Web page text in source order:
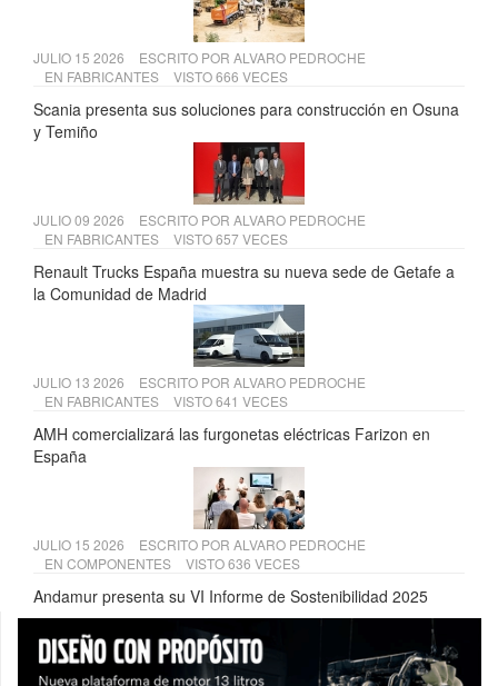
JULIO 15 2026 ESCRITO POR ALVARO PEDROCHE
EN FABRICANTES VISTO 666 VECES
Scania presenta sus soluciones para construcción en Osuna
y Temiño
JULIO 09 2026 ESCRITO POR ALVARO PEDROCHE
EN FABRICANTES VISTO 657 VECES
Renault Trucks España muestra su nueva sede de Getafe a
la Comunidad de Madrid
JULIO 13 2026 ESCRITO POR ALVARO PEDROCHE
EN FABRICANTES VISTO 641 VECES
AMH comercializará las furgonetas eléctricas Farizon en
España
JULIO 15 2026 ESCRITO POR ALVARO PEDROCHE
EN COMPONENTES VISTO 636 VECES
Andamur presenta su VI Informe de Sostenibilidad 2025